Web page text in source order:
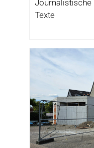
Journalistische
Texte